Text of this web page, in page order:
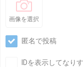
画像を選択
匿名で投稿
IDを表示してなり